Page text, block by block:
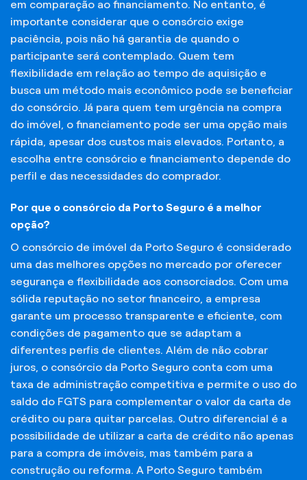
em comparação ao financiamento. No entanto, é
importante considerar que o consórcio exige
paciência, pois não há garantia de quando o
participante será contemplado. Quem tem
flexibilidade em relação ao tempo de aquisição e
busca um método mais econômico pode se beneficiar
do consórcio. Já para quem tem urgência na compra
do imóvel, o financiamento pode ser uma opção mais
rápida, apesar dos custos mais elevados. Portanto, a
escolha entre consórcio e financiamento depende do
perfil e das necessidades do comprador.
Por que o consórcio da Porto Seguro é a melhor
opção?
O consórcio de imóvel da Porto Seguro é considerado
uma das melhores opções no mercado por oferecer
segurança e flexibilidade aos consorciados. Com uma
sólida reputação no setor financeiro, a empresa
garante um processo transparente e eficiente, com
condições de pagamento que se adaptam a
diferentes perfis de clientes. Além de não cobrar
juros, o consórcio da Porto Seguro conta com uma
taxa de administração competitiva e permite o uso do
saldo do FGTS para complementar o valor da carta de
crédito ou para quitar parcelas. Outro diferencial é a
possibilidade de utilizar a carta de crédito não apenas
para a compra de imóveis, mas também para a
construção ou reforma. A Porto Seguro também